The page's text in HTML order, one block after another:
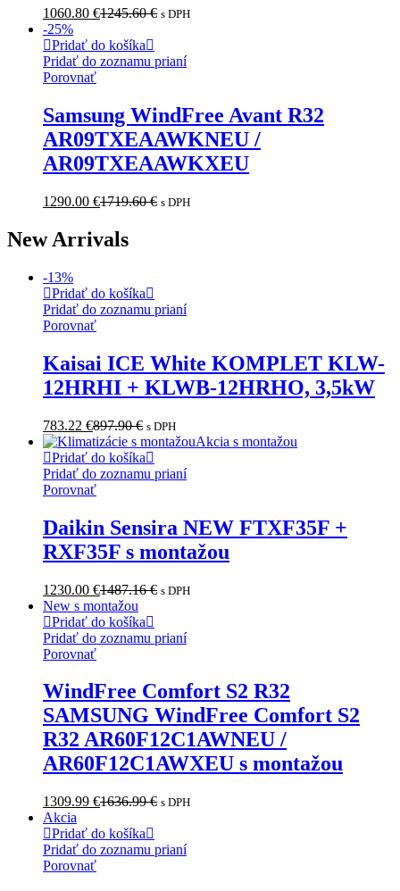
1060.80 €1245.60€ s DPH
-25%
Pridať do košíka
Pridať do zoznamu prianí
Porovnať
Samsung WindFree Avant R32
AR09TXEAAWKNEU /
AR09TXEAAWKXEU
1290.00 €1719.60€ s DPH
New Arrivals
-13%
Pridať do košíka
Pridať do zoznamu prianí
Porovnať
Kaisai ICE White KOMPLET KLW-
12HRHI + KLWB-12HRHO, 3,5kW
783.22 €897.90€ s DPH
Akcia s montažou
Pridať do košíka
Pridať do zoznamu prianí
Porovnať
Daikin Sensira NEW FTXF35F +
RXF35F s montažou
1230.00 €1487.16€ s DPH
New s montažou
Pridať do košíka
Pridať do zoznamu prianí
Porovnať
WindFree Comfort S2 R32
SAMSUNG WindFree Comfort S2
R32 AR60F12C1AWNEU /
AR60F12C1AWXEU s montažou
1309.99 €1636.99€ s DPH
Akcia
Pridať do košíka
Pridať do zoznamu prianí
Porovnať